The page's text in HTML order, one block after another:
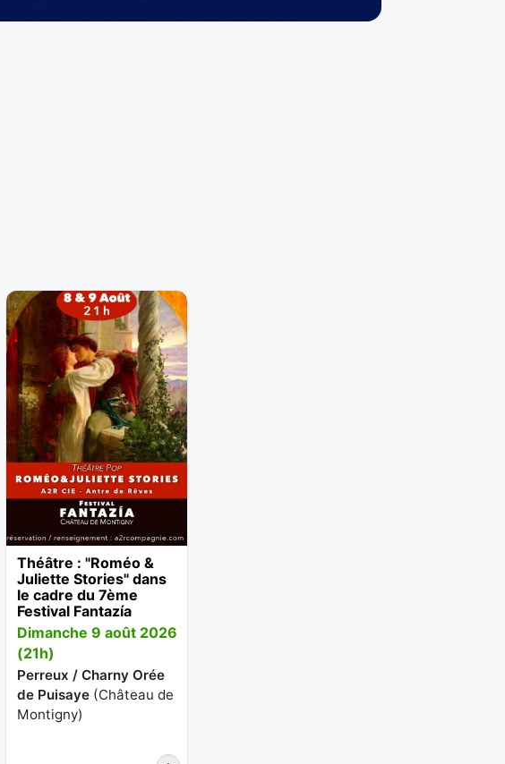
Théâtre : "Roméo &
Juliette Stories" dans
le cadre du 7ème
Festival Fantazía
Dimanche 9 août 2026
(21h)
Perreux / Charny Orée
de Puisaye(Château de
Montigny)